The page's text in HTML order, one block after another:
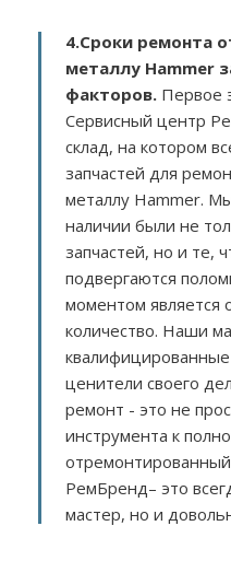
4.Сроки ремонта
металлу Hammer
факторов. Первое
Сервисный центр
склад, на котором
запчастей для
металлу Hammer.
наличии были не
запчастей, но и те,
подвергаются
моментом является
количество. Наши
ценители своего
ремонт - это не
инструмента к
РемБренд– это
мастер, но и